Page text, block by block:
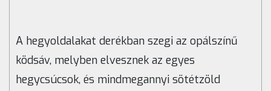
A hegyoldalakat derékban szegi az opálszínű
ködsáv, melyben elvesznek az egyes
hegycsúcsok, és mindmegannyi sötétzöld